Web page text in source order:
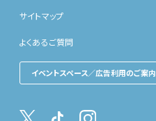
サイトマップ
よくあるご質問
イベントスペース／広告利用のご案内